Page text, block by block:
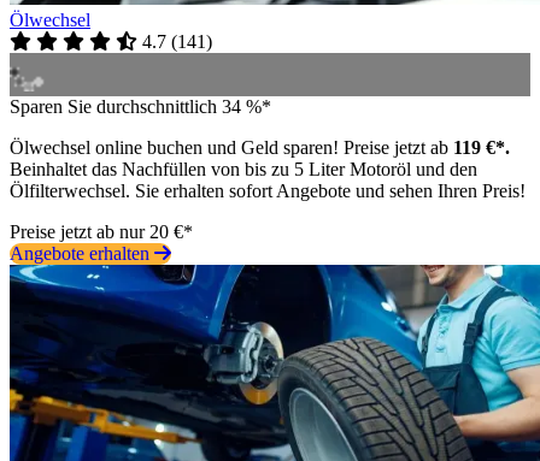
Ölwechsel
4.7 (141)
Sparen Sie durchschnittlich 34 %*
Ölwechsel online buchen und Geld sparen! Preise jetzt ab 119 €*.
Beinhaltet das Nachfüllen von bis zu 5 Liter Motoröl und den
Ölfilterwechsel. Sie erhalten sofort Angebote und sehen Ihren Preis!
Preise jetzt ab nur 20 €*
Angebote erhalten